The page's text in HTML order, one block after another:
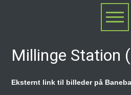
Millinge Station
Eksternt link til billeder på